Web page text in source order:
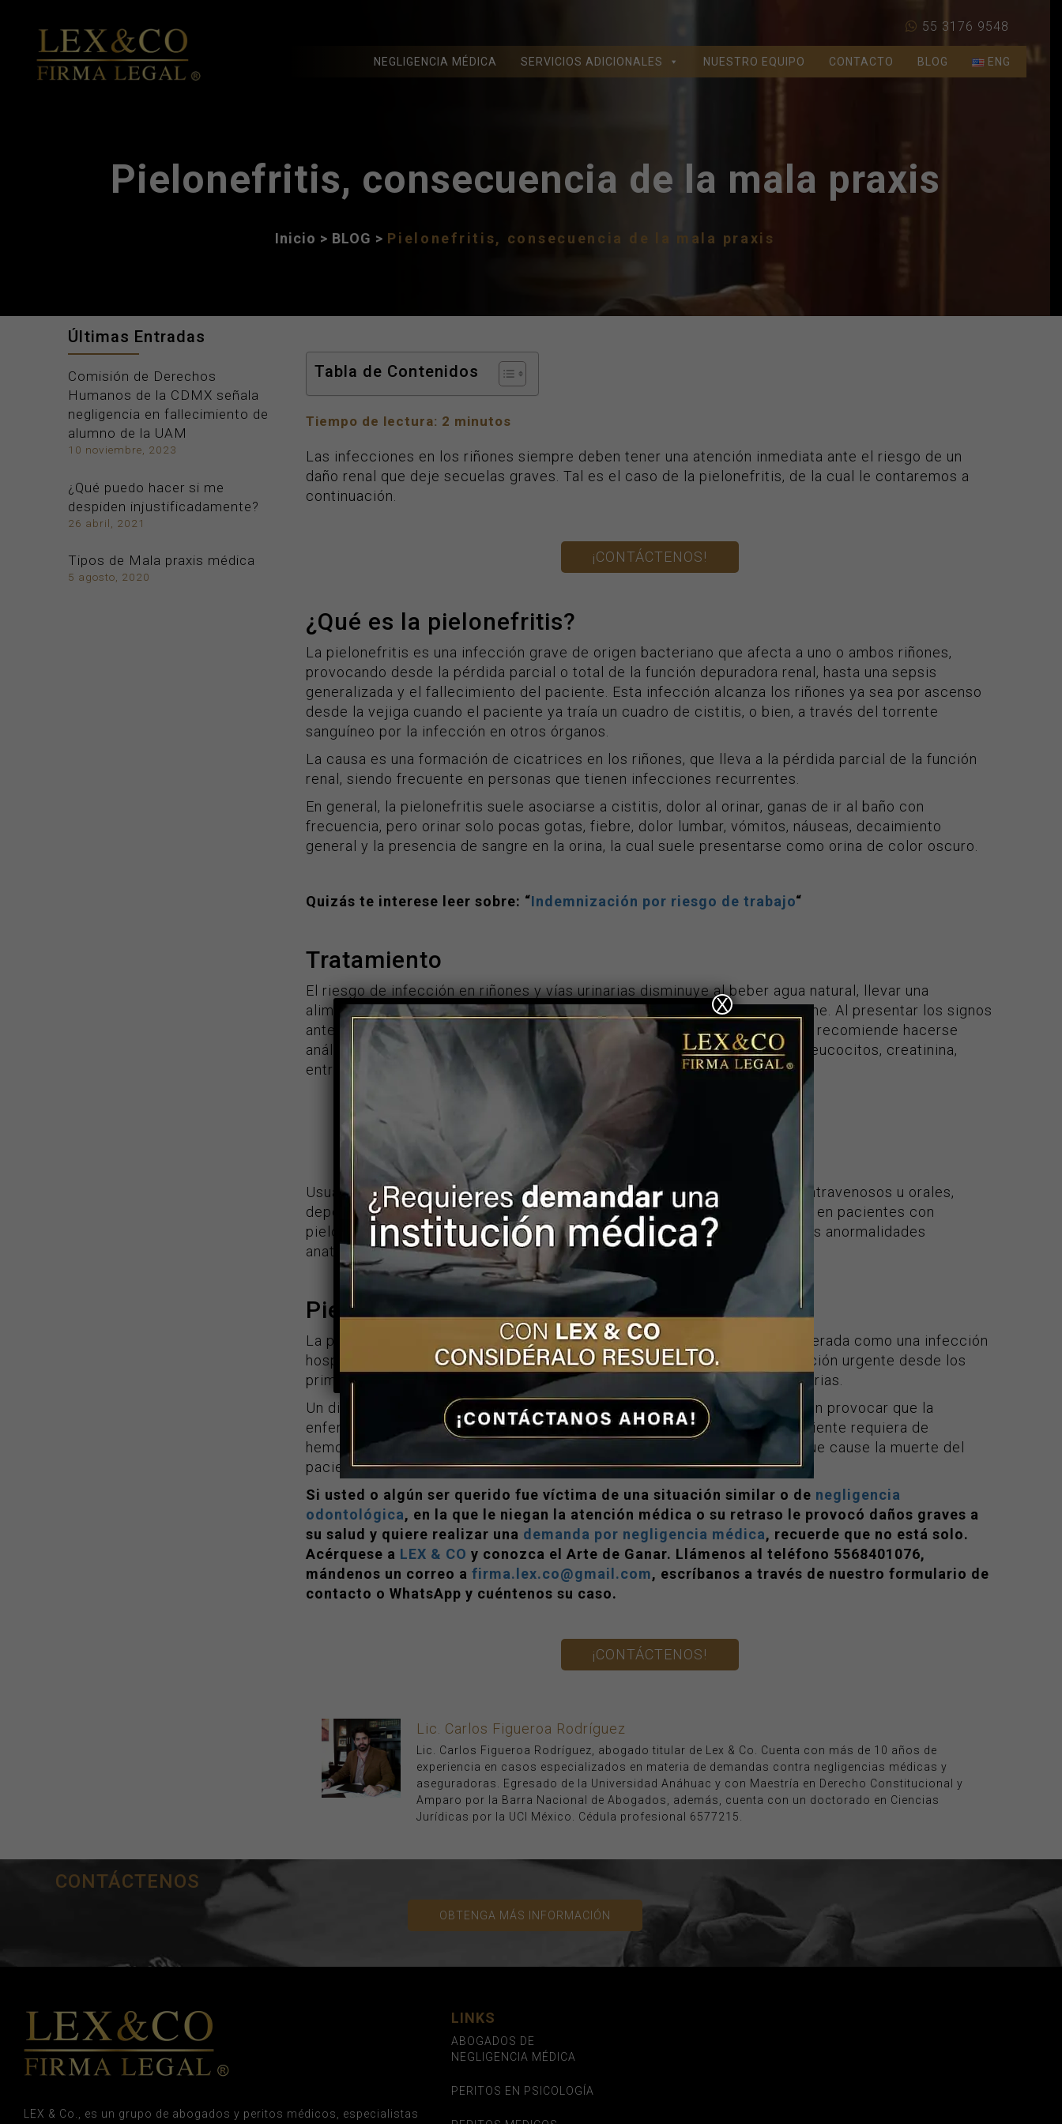
55 3176 9548
NEGLIGENCIA MÉDICA SERVICIOS ADICIONALES NUESTRO EQUIPO CONTACTO BLOG ENG
Pielonefritis, consecuencia de la mala praxis
Inicio > BLOG > Pielonefritis, consecuencia de la mala praxis
Tabla de Contenidos
Tiempo de lectura: 2 minutos
Las infecciones en los riñones siempre deben tener una atención inmediata ante el riesgo de un
daño renal que deje secuelas graves. Tal es el caso de la pielonefritis, de la cual le contaremos a
continuación.
¡CONTÁCTENOS!
¿Qué es la pielonefritis?
La pielonefritis es una infección grave de origen bacteriano que afecta a uno o ambos riñones,
provocando desde la pérdida parcial o total de la función depuradora renal, hasta una sepsis
generalizada y el fallecimiento del paciente. Esta infección alcanza los riñones ya sea por ascenso
desde la vejiga cuando el paciente ya traía un cuadro de cistitis, o bien, a través del torrente
sanguíneo por la infección en otros órganos.
La causa es una formación de cicatrices en los riñones, que lleva a la pérdida parcial de la función
renal, siendo frecuente en personas que tienen infecciones recurrentes.
En general, la pielonefritis suele asociarse a cistitis, dolor al orinar, ganas de ir al baño con
frecuencia, pero orinar solo pocas gotas, fiebre, dolor lumbar, vómitos, náuseas, decaimiento
general y la presencia de sangre en la orina, la cual suele presentarse como orina de color oscuro.
Quizás te interese leer sobre: “Indemnización por riesgo de trabajo“
Tratamiento
El riesgo de infección en riñones y vías urinarias disminuye al beber agua natural, llevar una
alimentación balanceada, orinar después del coito y tener una buena higiene. Al presentar los signos
antes descritos, es importante acudir con el médico quien probablemente recomiende hacerse
análisis de orina para valorar el estado de los riñones con los valores de: leucocitos, creatinina,
entre otros.
Usualmente el tratamiento para la pielonefritis es a base de antibióticos intravenosos u orales,
dependiendo del estado de salud del paciente. En casos más avanzados o en pacientes con
pielonefritis crónica puede ser necesaria una cirugía para corregir posibles anormalidades
anatómicas del sistema urinario que provoquen la infección renal.
Pielonefritis como negligencia médica
La pielonefritis no es una enfermedad contagiosa, por lo que no es considerada como una infección
hospitalaria, sin embargo, sí es una emergencia médica que requiere atención urgente desde los
primeros síntomas, cuando se origina la cistitis o la infección en vías urinarias.
Un diagnóstico erróneo, o la falta de premura en la atención médica pueden provocar que la
enfermedad evolucione a insuficiencia renal terminal, que haga que el paciente requiera de
hemodiálisis; en el peor escenario, puede presentarse un shock séptico que cause la muerte del
paciente.
Si usted o algún ser querido fue víctima de una situación similar o de negligencia
odontológica, en la que le niegan la atención médica o su retraso le provocó daños graves a
su salud y quiere realizar una demanda por negligencia médica, recuerde que no está solo.
Acérquese a LEX & CO y conozca el Arte de Ganar. Llámenos al teléfono 5568401076,
mándenos un correo a firma.lex.co@gmail.com, escríbanos a través de nuestro formulario de
contacto o WhatsApp y cuéntenos su caso.
¡CONTÁCTENOS!
Lic. Carlos Figueroa Rodríguez
Lic. Carlos Figueroa Rodríguez, abogado titular de Lex & Co. Cuenta con más de 10 años de
experiencia en casos especializados en materia de demandas contra negligencias médicas y
aseguradoras. Egresado de la Universidad Anáhuac y con Maestría en Derecho Constitucional y
Amparo por la Barra Nacional de Abogados, además, cuenta con un doctorado en Ciencias
Jurídicas por la UCI México. Cédula profesional 6577215.
Últimas Entradas
Comisión de Derechos
Humanos de la CDMX señala
negligencia en fallecimiento de
alumno de la UAM
10 noviembre, 2023
¿Qué puedo hacer si me
despiden injustificadamente?
26 abril, 2021
Tipos de Mala praxis médica
5 agosto, 2020
CONTÁCTENOS
OBTENGA MÁS INFORMACIÓN
LEX & Co., es un grupo de abogados y peritos médicos, especialistas
LINKS
ABOGADOS DE
NEGLIGENCIA MÉDICA
PERITOS EN PSICOLOGÍA
X